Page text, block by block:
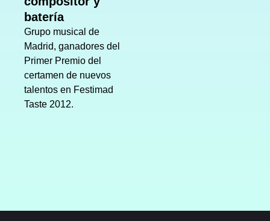
batería
Grupo musical de
Madrid, ganadores del
Primer Premio del
certamen de nuevos
talentos en Festimad
Taste 2012.